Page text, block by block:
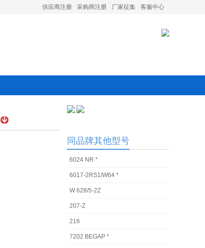
供应商注册 采购商注册 厂家征集 客服中心
同品牌其他型号
6024 NR *
6017-2RS1/W64 *
W 628/5-2Z
207-Z
216
7202 BEGAP *